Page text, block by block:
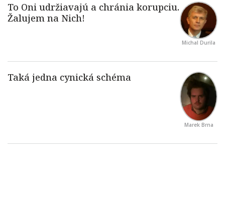
Michal Durila
Marek Brna